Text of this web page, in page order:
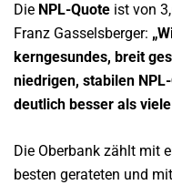
Die NPL-Quote ist von
Franz Gasselsberger:
kerngesundes, breit
niedrigen, stabilen
deutlich besser als
Die Oberbank zählt mit
besten gerateten und